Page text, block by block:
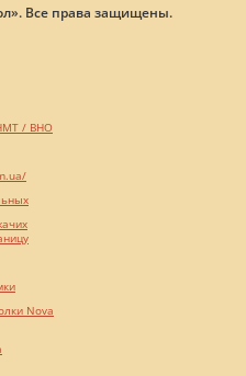
Все права защищены.
/ ВНО
Nova